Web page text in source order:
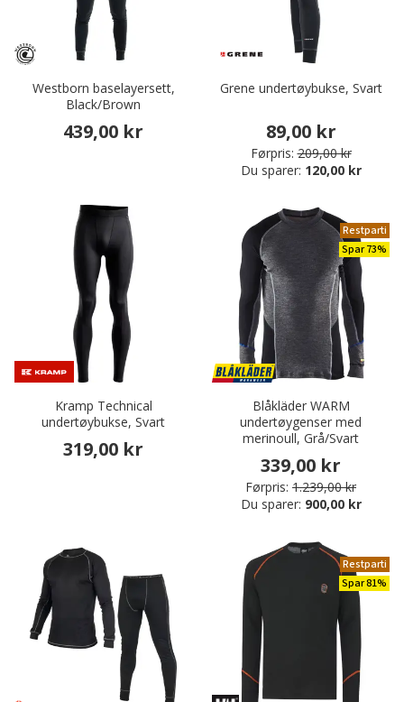
Westborn baselayersett,
Black/Brown
439,00 kr
Grene undertøybukse, Svart
89,00 kr
Førpris: 209,00 kr
Du sparer: 120,00 kr
Kramp Technical
undertøybukse, Svart
319,00 kr
Restparti
Spar 73%
Blåkläder WARM
undertøygenser med
merinoull, Grå/Svart
339,00 kr
Førpris: 1.239,00 kr
Du sparer: 900,00 kr
Restparti
Spar 81%